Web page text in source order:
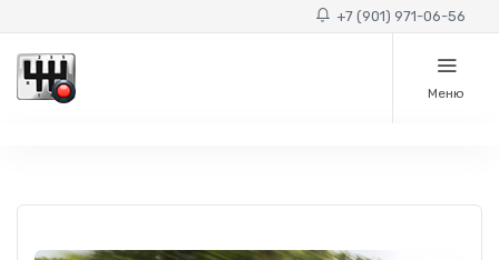
+7 (901) 971-06-56
Меню